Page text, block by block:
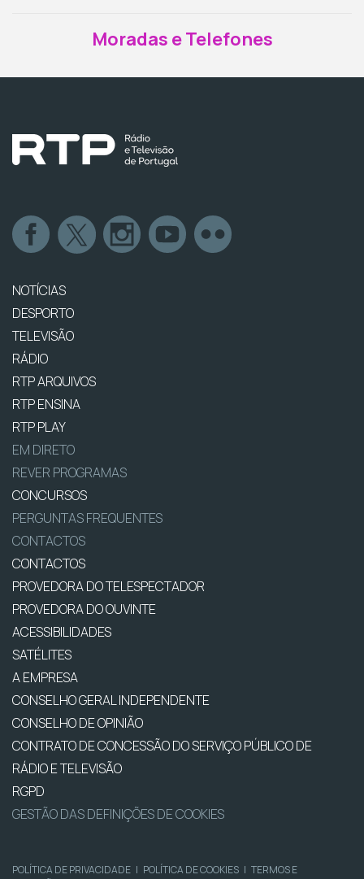
Moradas e Telefones
NOTÍCIAS
DESPORTO
TELEVISÃO
RÁDIO
RTP ARQUIVOS
RTP ENSINA
RTP PLAY
EM DIRETO
REVER PROGRAMAS
CONCURSOS
PERGUNTAS FREQUENTES
CONTACTOS
CONTACTOS
PROVEDORA DO TELESPECTADOR
PROVEDORA DO OUVINTE
ACESSIBILIDADES
SATÉLITES
A EMPRESA
CONSELHO GERAL INDEPENDENTE
CONSELHO DE OPINIÃO
CONTRATO DE CONCESSÃO DO SERVIÇO PÚBLICO DE
RÁDIO E TELEVISÃO
RGPD
GESTÃO DAS DEFINIÇÕES DE COOKIES
POLÍTICA DE PRIVACIDADE | POLÍTICA DE COOKIES | TERMOS E